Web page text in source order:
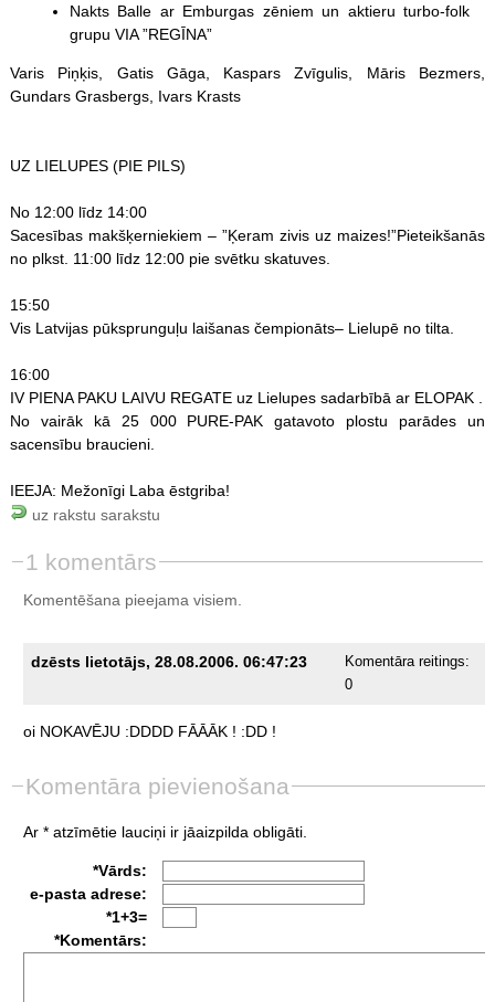
Nakts Balle ar Emburgas zēniem un aktieru turbo-folk
grupu VIA ”REGĪNA”
Varis Piņķis, Gatis Gāga, Kaspars Zvīgulis, Māris Bezmers,
Gundars Grasbergs, Ivars Krasts
UZ LIELUPES (PIE PILS)
No 12:00 līdz 14:00
Sacesības makšķerniekiem – ”Ķeram zivis uz maizes!”Pieteikšanās
no plkst. 11:00 līdz 12:00 pie svētku skatuves.
15:50
Vis Latvijas pūksprunguļu laišanas čempionāts– Lielupē no tilta.
16:00
IV PIENA PAKU LAIVU REGATE uz Lielupes sadarbībā ar ELOPAK .
No vairāk kā 25 000 PURE-PAK gatavoto plostu parādes un
sacensību braucieni.
IEEJA: Mežonīgi Laba ēstgriba!
uz rakstu sarakstu
1 komentārs
Komentēšana pieejama visiem.
dzēsts lietotājs, 28.08.2006. 06:47:23
Komentāra reitings:
0
oi NOKAVĒJU :DDDD FĀĀĀK ! :DD !
Komentāra pievienošana
Ar * atzīmētie lauciņi ir jāaizpilda obligāti.
*Vārds:
e-pasta adrese:
*1+3=
*Komentārs: